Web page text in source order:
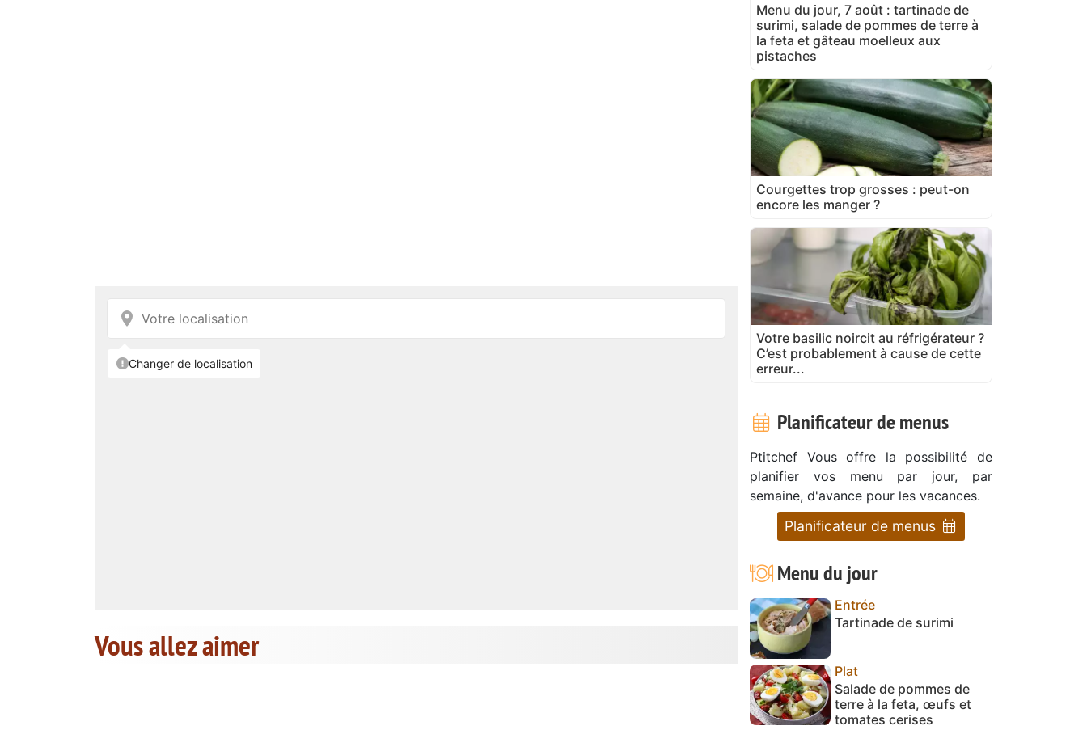
Vous allez aimer
Menu du jour, 7 août : tartinade de
surimi, salade de pommes de terre à
la feta et gâteau moelleux aux
pistaches
Courgettes trop grosses : peut-on
encore les manger ?
Votre basilic noircit au réfrigérateur ?
C’est probablement à cause de cette
erreur...
Planificateur de menus
Ptitchef Vous offre la possibilité de
planifier vos menu par jour, par
semaine, d'avance pour les vacances.
Planificateur de menus
Menu du jour
Entrée
Tartinade de surimi
Plat
Salade de pommes de
terre à la feta, œufs et
tomates cerises